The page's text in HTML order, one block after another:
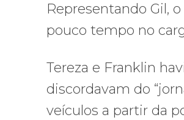
Representando Gil,
pouco tempo no
Tereza e Franklin
discordavam do
veículos a partir da